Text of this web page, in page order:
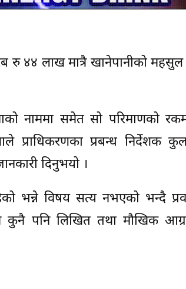
रु ४४ लाख मात्रै खानेपानीको महसुल
नाममा समेत सो परिमाणको
प्राधिकरणका प्रबन्ध निर्देशक
दिनुभयो ।
भन्ने विषय सत्य नभएको भन्दै
कुनै पनि लिखित तथा मौखिक